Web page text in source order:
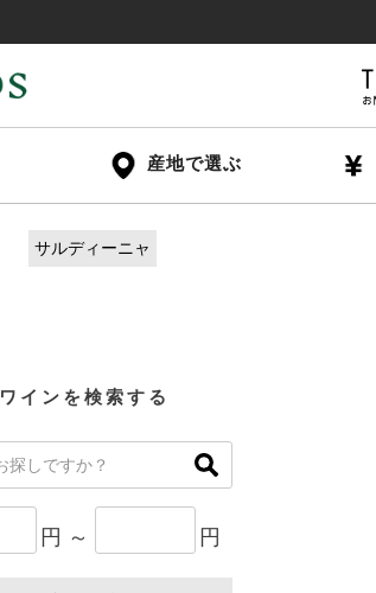
産地で選ぶ
サルディーニャ
ワインを検索する
円 ～ 円